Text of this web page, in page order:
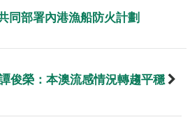
同部署內港漁船防火計劃
俊榮：本澳流感情況轉趨平穩